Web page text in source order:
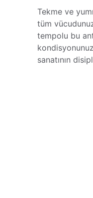
Tekme ve
tüm
tempolu bu
sanatının